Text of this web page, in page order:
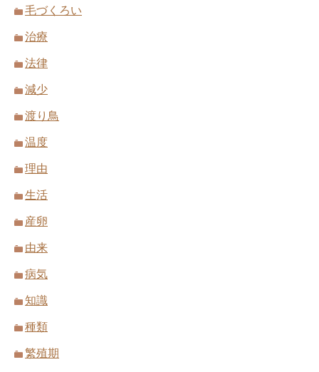
毛づくろい
治療
法律
減少
渡り鳥
温度
理由
生活
産卵
由来
病気
知識
種類
繁殖期